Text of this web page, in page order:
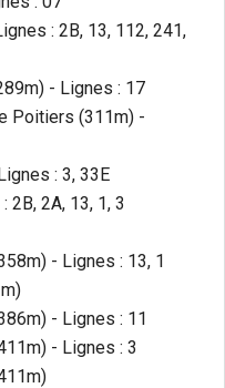
: 2B, 13, 112, 241,
- Lignes : 17
Poitiers (311m) -
: 3, 33E
2B, 2A, 13, 1, 3
- Lignes : 13, 1
- Lignes : 11
- Lignes : 3